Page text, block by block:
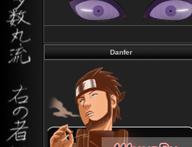
Danfer